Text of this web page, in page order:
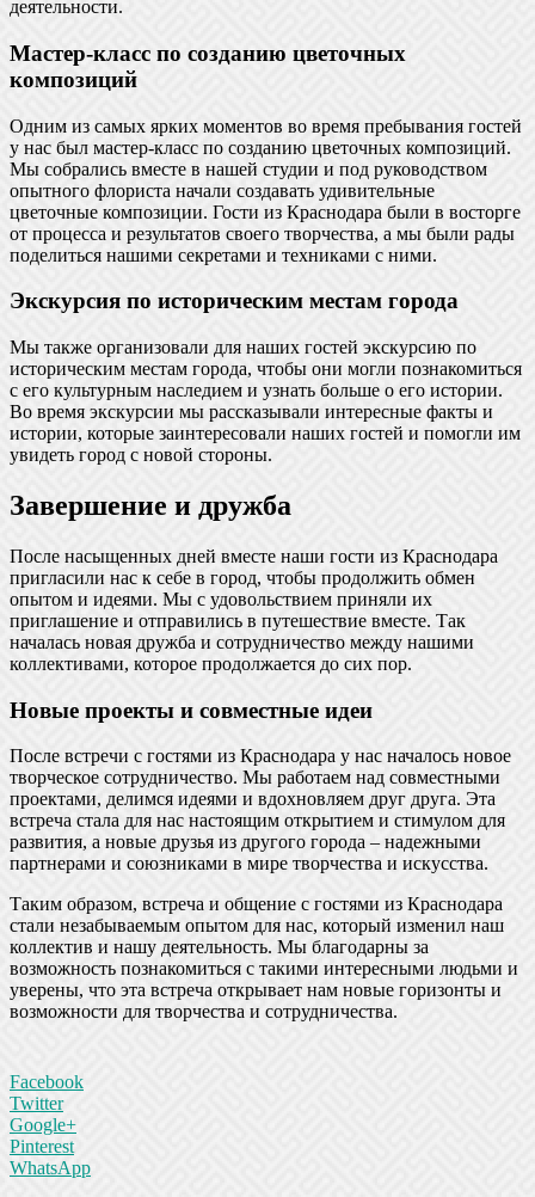
деятельности.
Мастер-класс по созданию цветочных
композиций
Одним из самых ярких моментов во время пребывания гостей
у нас был мастер-класс по созданию цветочных композиций.
Мы собрались вместе в нашей студии и под руководством
опытного флориста начали создавать удивительные
цветочные композиции. Гости из Краснодара были в восторге
от процесса и результатов своего творчества, а мы были рады
поделиться нашими секретами и техниками с ними.
Экскурсия по историческим местам города
Мы также организовали для наших гостей экскурсию по
историческим местам города, чтобы они могли познакомиться
с его культурным наследием и узнать больше о его истории.
Во время экскурсии мы рассказывали интересные факты и
истории, которые заинтересовали наших гостей и помогли им
увидеть город с новой стороны.
Завершение и дружба
После насыщенных дней вместе наши гости из Краснодара
пригласили нас к себе в город, чтобы продолжить обмен
опытом и идеями. Мы с удовольствием приняли их
приглашение и отправились в путешествие вместе. Так
началась новая дружба и сотрудничество между нашими
коллективами, которое продолжается до сих пор.
Новые проекты и совместные идеи
После встречи с гостями из Краснодара у нас началось новое
творческое сотрудничество. Мы работаем над совместными
проектами, делимся идеями и вдохновляем друг друга. Эта
встреча стала для нас настоящим открытием и стимулом для
развития, а новые друзья из другого города – надежными
партнерами и союзниками в мире творчества и искусства.
Таким образом, встреча и общение с гостями из Краснодара
стали незабываемым опытом для нас, который изменил наш
коллектив и нашу деятельность. Мы благодарны за
возможность познакомиться с такими интересными людьми и
уверены, что эта встреча открывает нам новые горизонты и
возможности для творчества и сотрудничества.
Facebook
Twitter
Google+
Pinterest
WhatsApp